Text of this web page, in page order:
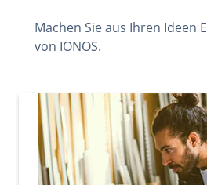
Machen Sie aus Ihren Ideen
von IONOS.